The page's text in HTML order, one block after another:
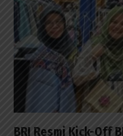
BRI Resmi Kick-Off